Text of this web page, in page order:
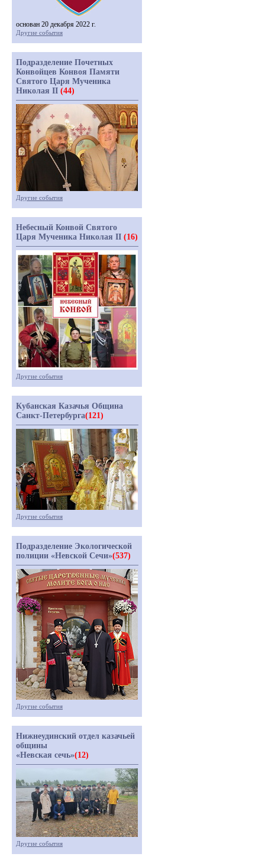
основан 20 декабря 2022 г.
Другие события
Подразделение Почетных
Конвойцев Конвоя Памяти
Святого Царя Мученика
Николая II (44)
Другие события
Небесный Конвой Святого
Царя Мученика Николая II (16)
Другие события
Кубанская Казачья Община
Санкт-Петербурга(121)
Другие события
Подразделение Экологической
полиции «Невской Сечи»(537)
Другие события
Нижнеудинский отдел казачьей
общины
«Невская сечь»(12)
Другие события